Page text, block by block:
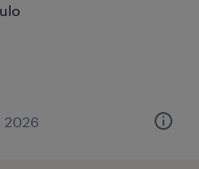
2026